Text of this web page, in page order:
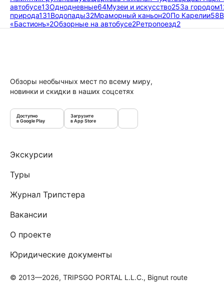
автобусе13Однодневные64Музеи и искусство25За городом
природа131Водопады32Мраморный каньон20По Карелии58
«Бастионъ»2Обзорные на автобусе2Ретропоезд2
Обзоры необычных мест по всему миру,
новинки и скидки в наших соцсетях
Доступно
в Google Play
Загрузите
в App Store
Экскурсии
Туры
Журнал Трипстера
Вакансии
О проекте
Юридические документы
© 2013—2026, TRIPSGO PORTAL L.L.C., Bignut route